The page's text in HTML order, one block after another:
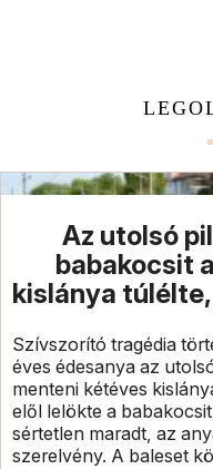
Az utolsó
babakocsit
kislánya
Szívszorító tragédia
éves édesanya az
menteni kétéves
elől lelökte a
sértetlen maradt, az
szerelvény. A baleset